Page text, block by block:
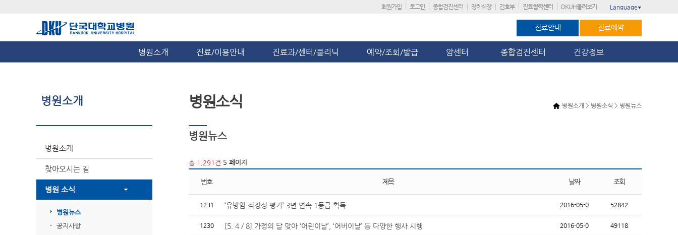
회원가입 로그인 종합검진센터 장례식장 간호부 진료협력센터 DKUH둘러보기 Language ▼
진료안내 진료예약
병원소개 진료/이용안내 진료과/센터/클리닉 예약/조회/발급 암센터 종합검진센터 건강정보
병원소개
병원소개
찾아오시는 길
병원 소식
병원뉴스
공지사항
병원소개 > 병원소식 > 병원뉴스
병원소식
병원뉴스
총 1,291건 5 페이지
번호 제목 날짜 조회
1231 ‘유방암 적정성 평가’ 3년 연속 1등급 획득 2016-05-0 52842
1230 [5. 4 / 8] 가정의 달 맞아 ‘어린이날’, ‘어버이날’ 등 다양한 행사 시행 2016-05-0 49118